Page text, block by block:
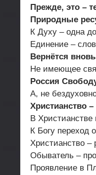
Прежде, это –
Природные
К Духу – одна
Единение –
Вернётся
Не имеющее
Россия
А, не
Христианство
В Христианстве
К Богу переход
Христианство –
Обыватель –
Проявление в